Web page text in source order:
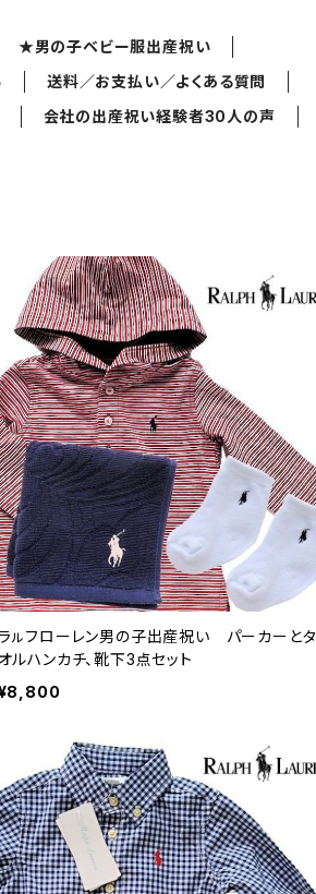
★男の子ベビー服出産祝い
送料／お支払い／よくある質問
会社の出産祝い経験者30人の声
ㇽフローレン男の子出産祝い パーカーとタ
オルハンカチ、靴下3点セット